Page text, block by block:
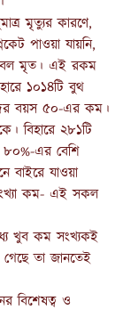
মৃত্যুর কারণে,
পাওয়া যায়নি,
মৃত। এই রকম
১০১৪টি বুথ
বয়স ৫০-এর কম।
বিহারে ২৮১টি
৮০%-এর বেশি
যাওয়া
কম- এই সকল
খুব কম সংখ্যকই
তা জানতেই
ও